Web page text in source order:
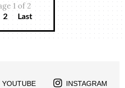
1 of 2
2 Last
YOUTUBE INSTAGRAM